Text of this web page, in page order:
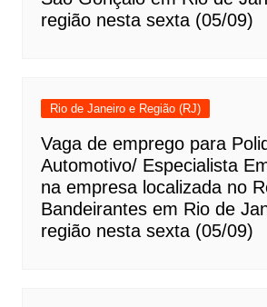
região nesta sexta (05/09)
Rio de Janeiro e Região (RJ)
Vaga de emprego para
Automotivo/ Especialista
na empresa localizada no
Bandeirantes em Rio de
região nesta sexta (05/09)